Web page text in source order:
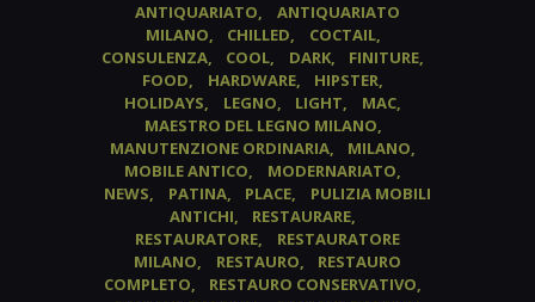
ANTIQUARIATO
ANTIQUARIATO
MILANO
CHILLED
COCTAIL
CONSULENZA
COOL DARK
FINITURE
FOOD
HARDWARE
HIPSTER
HOLIDAYS
LEGNO LIGHT
MAC
MAESTRO DEL LEGNO MILANO
MANUTENZIONE ORDINARIA
MILANO
MOBILE ANTICO
MODERNARIATO
NEWS
PATINA PLACE
PULIZIA MOBILI
ANTICHI
RESTAURARE
RESTAURATORE
RESTAURATORE
MILANO
RESTAURO
RESTAURO
COMPLETO
RESTAURO CONSERVATIVO